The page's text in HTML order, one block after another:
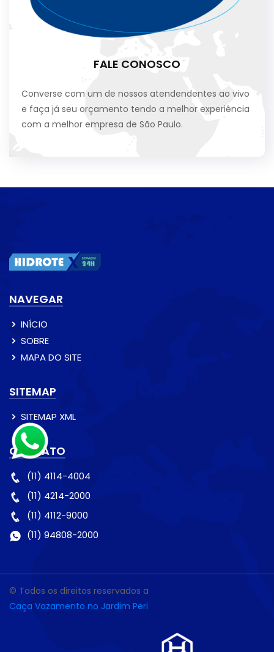
FALE CONOSCO
Converse com um de nossos atendendentes ao vivo
e faça já seu orçamento tendo a melhor experiência
com a melhor empresa de São Paulo.
NAVEGAR
INÍCIO
SOBRE
MAPA DO SITE
SITEMAP
SITEMAP XML
CONTATO
(11) 4114-4004
(11) 4214-2000
(11) 4112-9000
(11) 94808-2000
© Todos os direitos reservados a
Caça Vazamento no Jardim Peri